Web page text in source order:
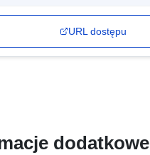
URL dostępu
dodatkowe